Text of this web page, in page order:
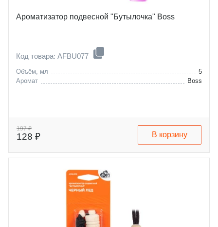
Ароматизатор подвесной "Бутылочка" Boss
Код товара: AFBU077
Объём, мл
5
Аромат
Boss
197 ₽
128 ₽ В корзину